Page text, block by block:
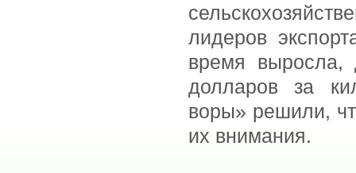
лидеров
время выросла,
долларов за
воры» решили,
их внимания.